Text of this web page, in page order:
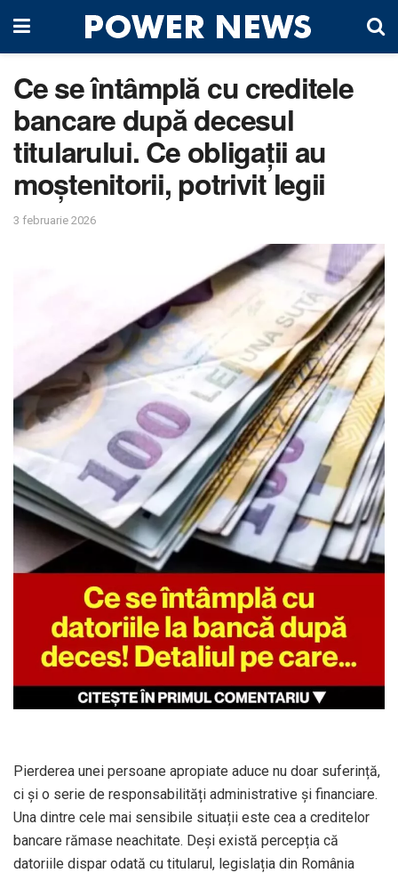
Ce se întâmplă cu creditele
bancare după decesul
titularului. Ce obligații au
moștenitorii, potrivit legii
3 februarie 2026
Pierderea unei persoane apropiate aduce nu doar suferință,
ci și o serie de responsabilități administrative și financiare.
Una dintre cele mai sensibile situații este cea a creditelor
bancare rămase neachitate. Deși există percepția că
datoriile dispar odată cu titularul, legislația din România